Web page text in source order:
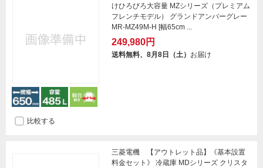
けひろびろ大容量 MZシリーズ（プレミアム
フレンチモデル） グランドアンバーグレー
MR-MZ49M-H [幅65cm ...
249,980円
送料無料、8月8日（土） お届け
比較する
三菱電機 【アウトレット品】《基本設置
料金セット》 冷蔵庫 MDシリーズ クリスタ